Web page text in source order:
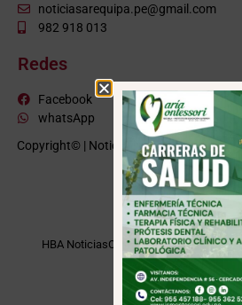
noticiasarequipa.pe@gmail.com
982 918 013
Redes
Facebook
whatsApp
Copyright© | NoticiasArequipa.pe |
derechos
VISITE
HBA NoticiasCusco InformaMoquegua
Puno Noticias